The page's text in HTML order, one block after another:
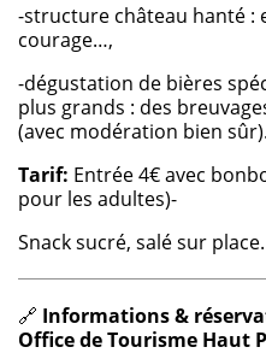
-structure château hanté :
courage…,
-dégustation de bières
plus grands : des
(avec modération bien sûr).
Tarif: Entrée 4€ avec
pour les adultes)-
Snack sucré, salé sur place.
🔗 Informations &
Office de Tourisme Haut